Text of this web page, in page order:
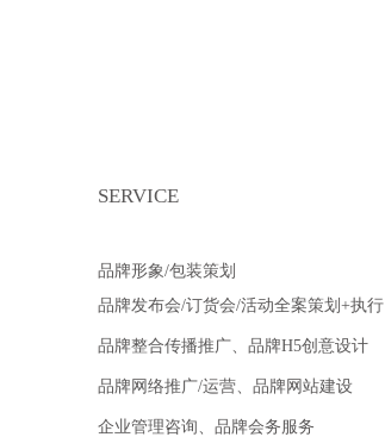
SERVICE
品牌形象/包装策划
品牌发布会/订货会/活动全案策划+执行
品牌整合传播推广、品牌H5创意设计
品牌网络推广/运营、品牌网站建设
企业管理咨询、品牌会务服务